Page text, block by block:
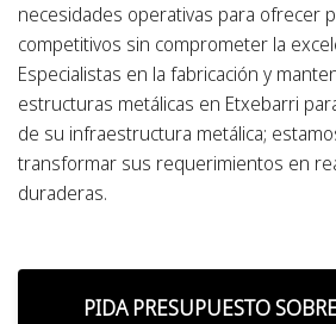
necesidades operativas para ofrecer
competitivos sin comprometer la
Especialistas en la fabricación y
estructuras metálicas en Etxebarri
de su infraestructura metálica;
transformar sus requerimientos en
duraderas.
PIDA PRESUPUESTO